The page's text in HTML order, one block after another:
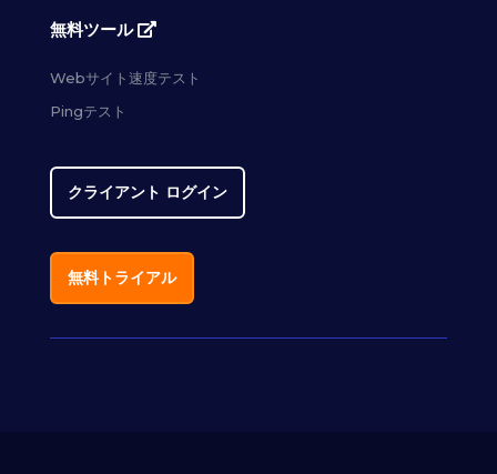
無料ツール
Webサイト速度テスト
Pingテスト
クライアント ログイン
無料トライアル